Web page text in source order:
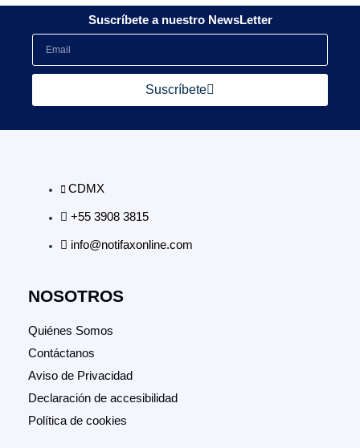
Suscríbete a nuestro NewsLetter
Suscríbete
CDMX
+55 3908 3815
info@notifaxonline.com
NOSOTROS
Quiénes Somos
Contáctanos
Aviso de Privacidad
Declaración de accesibilidad
Política de cookies